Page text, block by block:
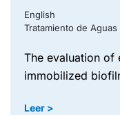
English
Tratamiento de Aguas
the evaluation of enhanced nitrification by
immobilized
Leer >